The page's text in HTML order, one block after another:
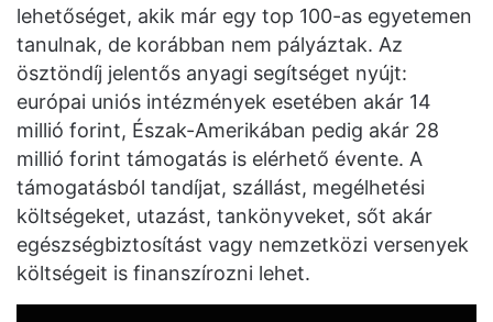
lehetőséget, akik már egy top 100-as egyetemen
tanulnak, de korábban nem pályáztak. Az
ösztöndíj jelentős anyagi segítséget nyújt:
európai uniós intézmények esetében akár 14
millió forint, Észak-Amerikában pedig akár 28
millió forint támogatás is elérhető évente. A
támogatásból tandíjat, szállást, megélhetési
költségeket, utazást, tankönyveket, sőt akár
egészségbiztosítást vagy nemzetközi versenyek
költségeit is finanszírozni lehet.